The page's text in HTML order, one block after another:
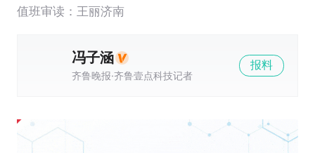
值班审读：王丽济南
冯子涵
齐鲁晚报·齐鲁壹点科技记者
报料